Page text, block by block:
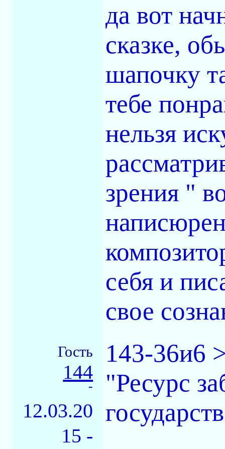
да вот
сказке,
шапочку
тебе
нельзя
зрения "
себя и
свое
Гость
144
-
12.03.20
15 -
143-36и6
"Ресурс